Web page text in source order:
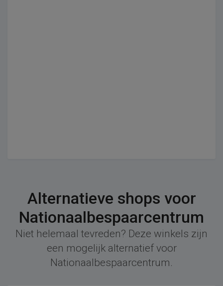
Alternatieve shops voor
Nationaalbespaarcentrum
Niet helemaal tevreden? Deze winkels zijn
een mogelijk alternatief voor
Nationaalbespaarcentrum.